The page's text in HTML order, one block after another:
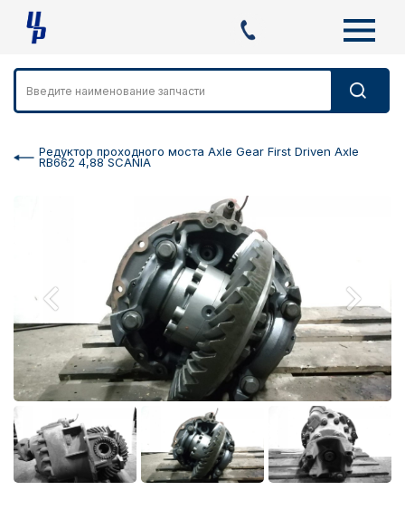
Редуктор проходного моста Axle Gear First Driven Axle
RB662 4,88 SCANIA